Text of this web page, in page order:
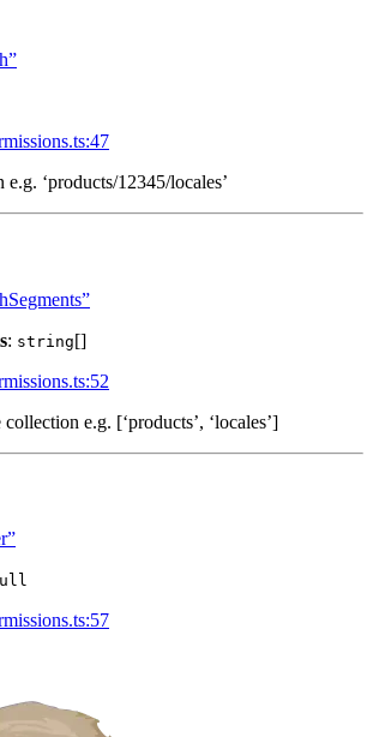
‘products/12345/locales’
: string[]
e.g. [‘products’, ‘locales’]